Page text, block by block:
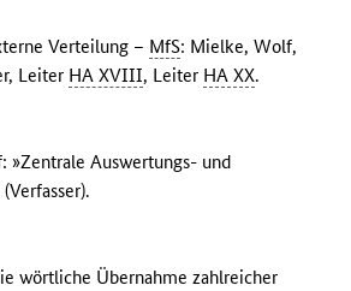
Verteilung – MfS: Mielke, Wolf,
Leiter HA XVIII, Leiter HA XX.
Auswertungs- und
wörtliche Übernahme zahlreicher